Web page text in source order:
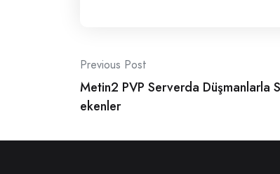
Post
navigation
Previous Post
Metin2 PVP Serverda Düşmanlarla
ekenler